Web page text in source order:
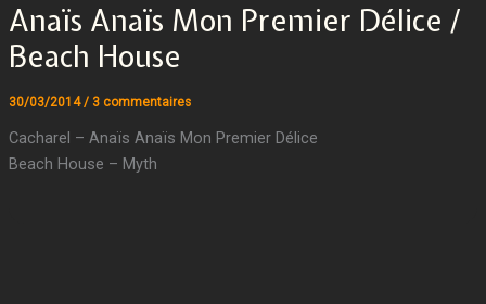
Anaïs Anaïs Mon Premier Délice /
Beach House
30/03/2014/ 3 commentaires
Cacharel – Anaïs Anaïs Mon Premier Délice
Beach House – Myth